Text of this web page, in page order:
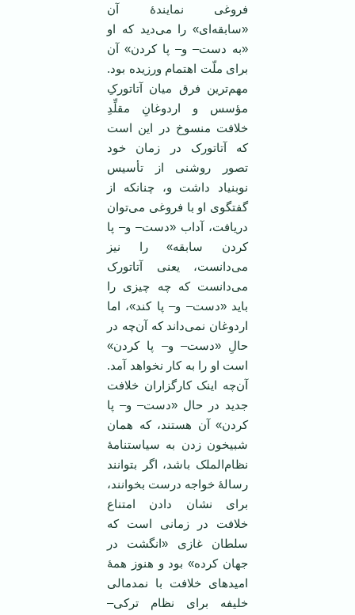
فروغی نمایندۀ آن
«سابقه‌ای» را می‌دید که او
«به دست– و– پا کردن» آن
برای ملّت اهتمام ورزیده بود.
مهم‌ترین فرق میان آتاتورکِ
مؤسس و اردوغانِ مقلِّدِ
خلافت منسوخ در این است
که آتاتورک در زمان خود
تصور روشنی از تأسیس
نوبنیاد داشت و، چنانکه از
گفتگوی او با فروغی می‌توان
دریافت، آداب «دست– و– پا
کردن سابقه» را نیز
می‌دانست، یعنی آتاتورک
می‌دانست که چه چیزی را
باید «دست– و– پا کند»، اما
اردوغان نمی‌داند که آن‌چه در
حالِ «دست– و– پا کردن»
است او را به کار نخواهد آمد.
آن‌چه اینک کارگزاران خلافت
جدید در حال «دست– و– پا
کردن» آن هستند، که همان
شبیخون زدن به سیاستنامۀ
نظام‌الملک باشد، اگر بتوانند
رسالۀ خواجه درست بخوانند،
برای نشان دادن امتناع
خلافت در زمانی است که
سلطان غازی «انگشت در
جهان کرده» بود و هنوز همۀ
امیدهای خلافت با نمدمالی
خلیفه برای نظام ترکی–